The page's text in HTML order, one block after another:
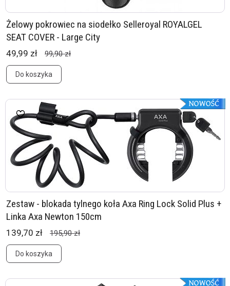
Żelowy pokrowiec na siodełko Selleroyal ROYALGEL
SEAT COVER - Large City
49,99 zł 99,90 zł
Do koszyka
Zestaw - blokada tylnego koła Axa Ring Lock Solid Plus +
Linka Axa Newton 150cm
139,70 zł 195,90 zł
Do koszyka